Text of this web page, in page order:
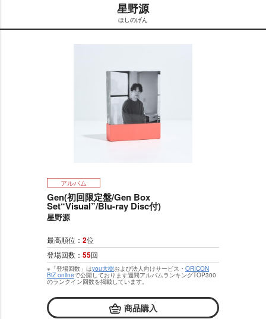
t
星野源
ほしのげん
アルバム
Gen(初回限定盤/Gen Box
Set“Visual”/Blu-ray Disc付)
星野源
最高順位： 2位
登場回数： 55回
※「登場回数」はyou大樹および法人向けサービス・ ORICON
BiZ onlineで公開しております週間アルバムランキングTOP300
のランクイン回数を掲載しています。
商品購入